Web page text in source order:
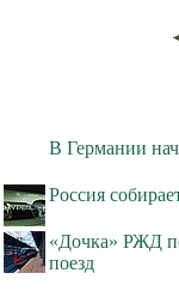
В Германии
Россия
«Дочка» РЖД
поезд